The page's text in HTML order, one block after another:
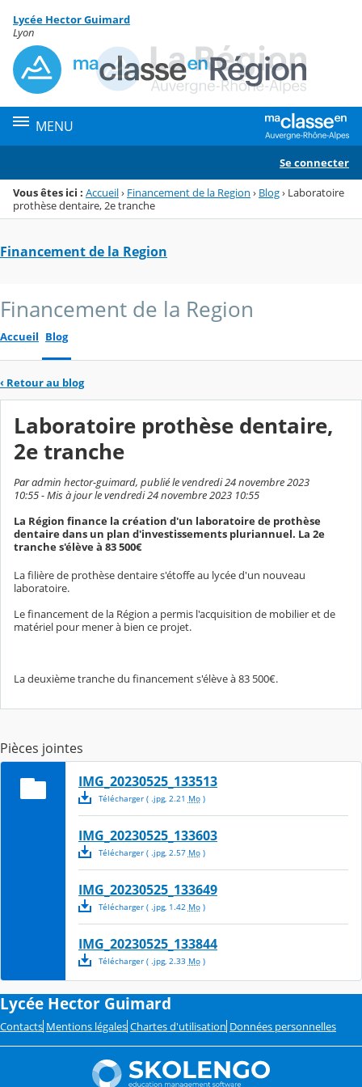
Menu de la rubrique
Contenu
Lycée Hector Guimard
Lyon
MENU
Se connecter
Vous êtes ici : Accueil› Financement de la Region › Blog› Laboratoire
prothèse dentaire, 2e tranche
Financement de la Region
Financement de la Region
Accueil Blog
‹ Retour au blog
Laboratoire prothèse dentaire,
2e tranche
Par admin hector-guimard, publié le vendredi 24 novembre 2023
10:55 - Mis à jour le vendredi 24 novembre 2023 10:55
La Région finance la création d'un laboratoire de prothèse
dentaire dans un plan d'investissements pluriannuel. La 2e
tranche s'élève à 83 500€
La filière de prothèse dentaire s'étoffe au lycée d'un nouveau
laboratoire.
Le financement de la Région a permis l'acquisition de mobilier et de
matériel pour mener à bien ce projet.
La deuxième tranche du financement s'élève à 83 500€.
Pièces jointes
IMG_20230525_133513
Télécharger( .jpg, 2.21 Mo)
IMG_20230525_133603
Télécharger( .jpg, 2.57 Mo)
IMG_20230525_133649
Télécharger( .jpg, 1.42 Mo)
IMG_20230525_133844
Télécharger( .jpg, 2.33 Mo)
Lycée Hector Guimard
Contacts Mentions légales Chartes d'utilisation Données personnelles